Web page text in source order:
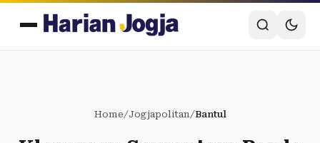
Home/Jogjapolitan/Bantul